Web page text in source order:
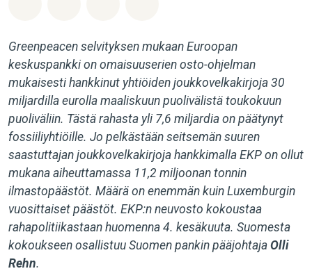
Greenpeacen selvityksen mukaan Euroopan
keskuspankki on omaisuuserien osto-ohjelman
mukaisesti hankkinut yhtiöiden joukkovelkakirjoja 30
miljardilla eurolla maaliskuun puolivälistä toukokuun
puoliväliin. Tästä rahasta yli 7,6 miljardia on päätynyt
fossiiliyhtiöille. Jo pelkästään seitsemän suuren
saastuttajan joukkovelkakirjoja hankkimalla EKP on ollut
mukana aiheuttamassa 11,2 miljoonan tonnin
ilmastopäästöt. Määrä on enemmän kuin Luxemburgin
vuosittaiset päästöt. EKP:n neuvosto kokoustaa
rahapolitiikastaan huomenna 4. kesäkuuta. Suomesta
kokoukseen osallistuu Suomen pankin pääjohtaja Olli
Rehn.